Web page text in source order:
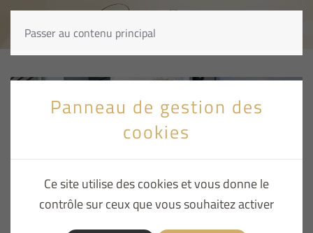
Panneau de gestion des
cookies
Ce site utilise des cookies et vous donne le
contrôle sur ceux que vous souhaitez activer
Passer au contenu principal